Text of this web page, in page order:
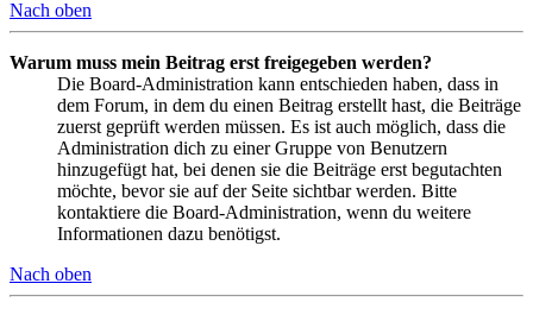
Nach oben
Warum muss mein Beitrag erst freigegeben werden?
Die Board-Administration kann entschieden haben, dass in
dem Forum, in dem du einen Beitrag erstellt hast, die Beiträge
zuerst geprüft werden müssen. Es ist auch möglich, dass die
Administration dich zu einer Gruppe von Benutzern
hinzugefügt hat, bei denen sie die Beiträge erst begutachten
möchte, bevor sie auf der Seite sichtbar werden. Bitte
kontaktiere die Board-Administration, wenn du weitere
Informationen dazu benötigst.
Nach oben